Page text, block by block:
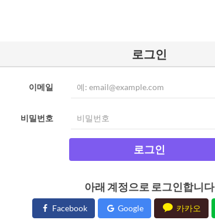
로그인
이메일
비밀번호
로그인
아래 계정으로 로그인합니다
Facebook Google 카카오